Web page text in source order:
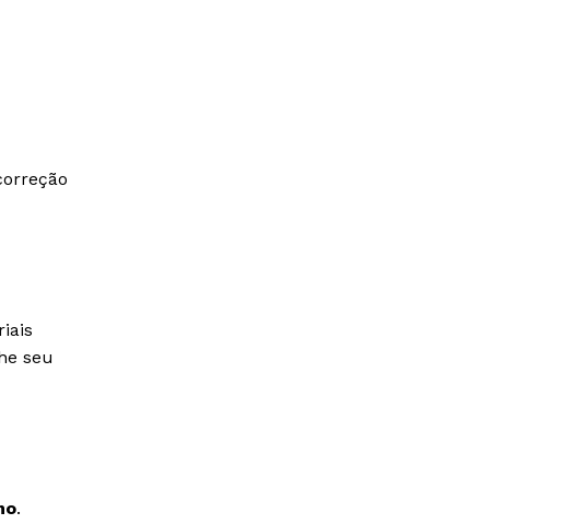
seu
.